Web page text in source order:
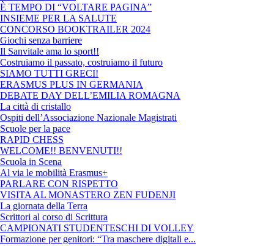
È TEMPO DI “VOLTARE PAGINA”
INSIEME PER LA SALUTE
CONCORSO BOOKTRAILER 2024
Giochi senza barriere
Il Sanvitale ama lo sport!!
Costruiamo il passato, costruiamo il futuro
SIAMO TUTTI GRECI!
ERASMUS PLUS IN GERMANIA
DEBATE DAY DELL’EMILIA ROMAGNA
La città di cristallo
Ospiti dell’Associazione Nazionale Magistrati
Scuole per la pace
RAPID CHESS
WELCOME!! BENVENUTI!!
Scuola in Scena
Al via le mobilità Erasmus+
PARLARE CON RISPETTO
VISITA AL MONASTERO ZEN FUDENJI
La giornata della Terra
Scrittori al corso di Scrittura
CAMPIONATI STUDENTESCHI DI VOLLEY
Formazione per genitori: “Tra maschere digitali e...